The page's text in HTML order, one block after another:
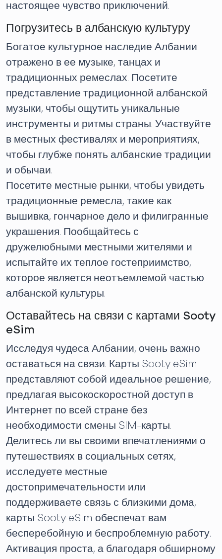
настоящее чувство приключений.
Погрузитесь в албанскую культуру
Богатое культурное наследие Албании
отражено в ее музыке, танцах и
традиционных ремеслах. Посетите
представление традиционной албанской
музыки, чтобы ощутить уникальные
инструменты и ритмы страны. Участвуйте
в местных фестивалях и мероприятиях,
чтобы глубже понять албанские традиции
и обычаи.
Посетите местные рынки, чтобы увидеть
традиционные ремесла, такие как
вышивка, гончарное дело и филигранные
украшения. Пообщайтесь с
дружелюбными местными жителями и
испытайте их теплое гостеприимство,
которое является неотъемлемой частью
албанской культуры.
Оставайтесь на связи с картами Sooty
eSim
Исследуя чудеса Албании, очень важно
оставаться на связи. Карты Sooty eSim
представляют собой идеальное решение,
предлагая высокоскоростной доступ в
Интернет по всей стране без
необходимости смены SIM-карты.
Делитесь ли вы своими впечатлениями о
путешествиях в социальных сетях,
исследуете местные
достопримечательности или
поддерживаете связь с близкими дома,
карты Sooty eSim обеспечат вам
бесперебойную и беспроблемную работу.
Активация проста, а благодаря обширному